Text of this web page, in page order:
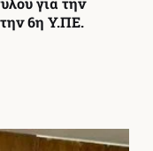
6η Υ.ΠΕ.